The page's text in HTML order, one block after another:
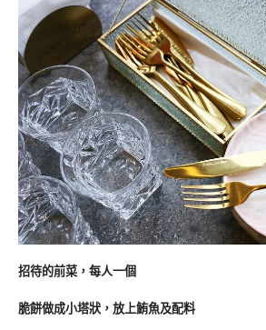
招待的前菜，每人一個
脆餅做成小塔狀，放上鮪魚及配料